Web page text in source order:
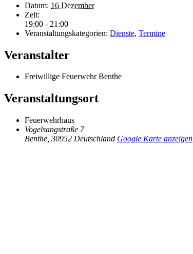
Datum: 16 Dezember
Zeit:
19:00 - 21:00
Veranstaltungskategorien: Dienste, Termine
Veranstalter
Freiwillige Feuerwehr Benthe
Veranstaltungsort
Feuerwehrhaus
Vogelsangstraße 7
Benthe 30952 Deutschland Google Karte anzeigen